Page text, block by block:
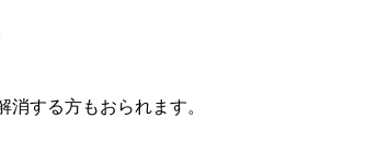
する方もおられます。